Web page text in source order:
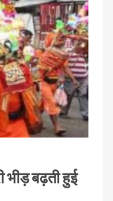
भीड़ बढ़ती हुई